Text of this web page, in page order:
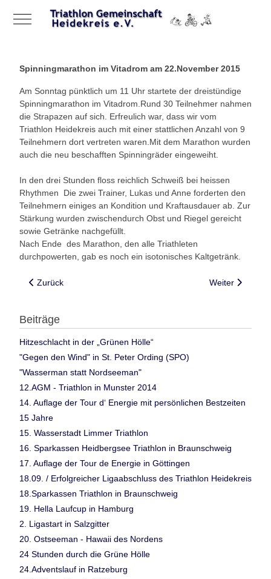
Mobile Menu Toggle
Spinningmarathon im Vitadrom am 22.November 2015
Am Sonntag pünktlich um 11 Uhr startete der dreistündige
Spinningmarathon im Vitadrom.Rund 30 Teilnehmer nahmen
die Strapazen auf sich. Erfreulich war, dass wir vom
Triathlon Heidekreis auch mit einer stattlichen Anzahl von 9
Teilnehmern dort vertreten waren.Mit dem Marathon wurden
auch die neu beschafften Spinningräder eingeweiht.
In den drei Stunden floss reichlich Schweiß bei heissen
Rhythmen Die zwei Trainer, Lukas und Anne forderten den
Teilnehmern einiges an Kondition und Kraftausdauer ab. Zur
Stärkung wurden zwischendurch Obst und Riegel gereicht
sowie Getränke nachgefüllt.
Nach Ende des Marathon, den alle Triathleten
durchpowerten, gab es noch ein isotonisches Kaltgetränk.
Vorheriger Beitrag: Winterlicher Rennradsport im Frühling -
Zurück Nächster
Weiter
Beiträge
Hitzeschlacht in der „Grünen Hölle“
"Gegen den Wind" in St. Peter Ording (SPO)
"Wasserman statt Nordseeman"
12.AGM - Triathlon in Munster 2014
14. Auflage der Tour d‘ Energie mit persönlichen Bestzeiten
15 Jahre
15. Wasserstadt Limmer Triathlon
16. Sparkassen Heidbergsee Triathlon in Braunschweig
17. Auflage der Tour de Energie in Göttingen
18.09. / Erfolgreicher Ligaabschluss des Triathlon Heidekreis
18.Sparkassen Triathlon in Braunschweig
19. Hella Laufcup in Hamburg
2. Ligastart in Salzgitter
20. Ostseeman - Hawaii des Nordens
24 Stunden durch die Grüne Hölle
24.Adventslauf in Ratzeburg